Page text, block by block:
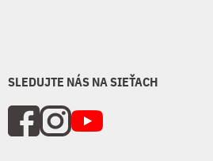
SLEDUJTE NÁS NA SIEŤACH